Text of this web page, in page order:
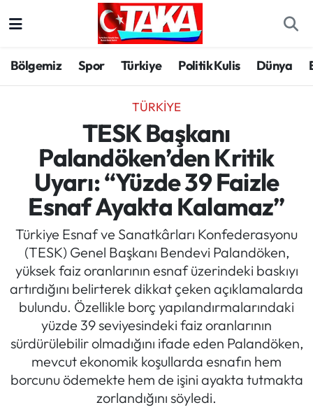
Bölgemiz Spor Türkiye Politik Kulis Dünya
TÜRKIYE
TESK Başkanı
Palandöken’den Kritik
Uyarı: “Yüzde 39 Faizle
Esnaf Ayakta Kalamaz”
Türkiye Esnaf ve Sanatkârları Konfederasyonu
(TESK) Genel Başkanı Bendevi Palandöken,
yüksek faiz oranlarının esnaf üzerindeki baskıyı
artırdığını belirterek dikkat çeken açıklamalarda
bulundu. Özellikle borç yapılandırmalarındaki
yüzde 39 seviyesindeki faiz oranlarının
sürdürülebilir olmadığını ifade eden Palandöken,
mevcut ekonomik koşullarda esnafın hem
borcunu ödemekte hem de işini ayakta tutmakta
zorlandığını söyledi.
Spor
Kültür/Sanat
Politika
Politik Kulis
Dünya
Magazin
Mektup Galeri
Röportaj
Trabzon Hava Durumu
Trabzon Trafik Yoğunluk Haritası
Süper Lig Puan Durumu ve Fikstür
Tüm Manşetler
Son Dakika Haberleri
Haber Arşivi